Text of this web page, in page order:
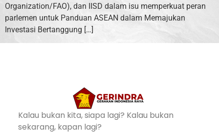
Organization/FAO), dan IISD dalam isu memperkuat peran
parlemen untuk Panduan ASEAN dalam Memajukan
Investasi Bertanggung […]
Kalau bukan kita, siapa lagi? Kalau bukan
sekarang, kapan lagi?